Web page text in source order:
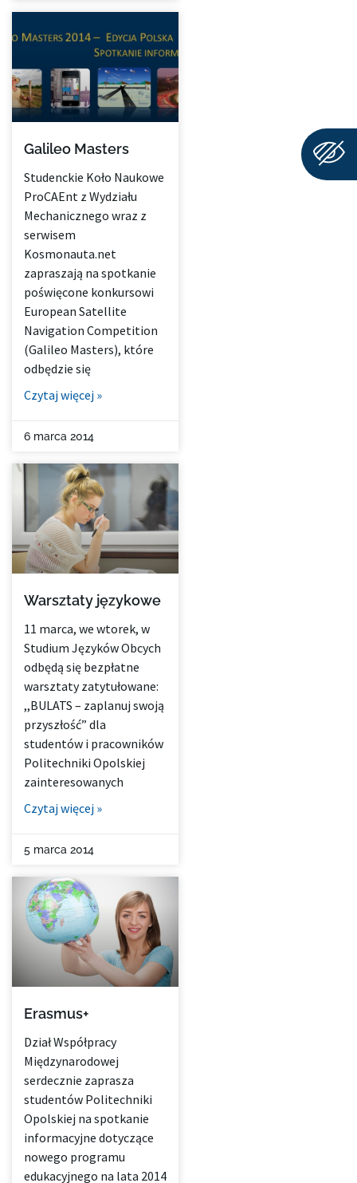
Galileo Masters
Studenckie Koło Naukowe
ProCAEnt z Wydziału
Mechanicznego wraz z
serwisem
Kosmonauta.net
zapraszają na spotkanie
poświęcone konkursowi
European Satellite
Navigation Competition
(Galileo Masters), które
odbędzie się
Czytaj więcej »
6 marca 2014
Warsztaty językowe
11 marca, we wtorek, w
Studium Języków Obcych
odbędą się bezpłatne
warsztaty zatytułowane:
,,BULATS – zaplanuj swoją
przyszłość” dla
studentów i pracowników
Politechniki Opolskiej
zainteresowanych
Czytaj więcej »
5 marca 2014
Erasmus+
Dział Współpracy
Międzynarodowej
serdecznie zaprasza
studentów Politechniki
Opolskiej na spotkanie
informacyjne dotyczące
nowego programu
edukacyjnego na lata 2014